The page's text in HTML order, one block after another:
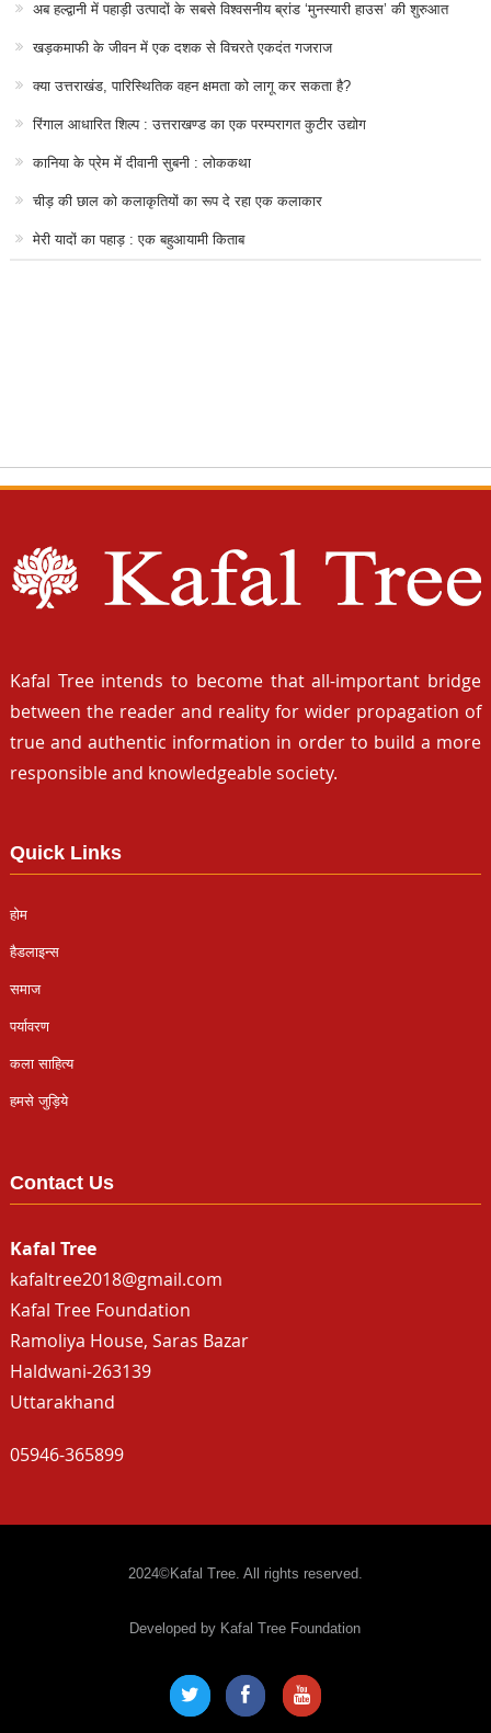
अब हल्द्वानी में पहाड़ी उत्पादों के सबसे विश्वसनीय ब्रांड ‘मुनस्यारी हाउस’ की शुरुआत
खड़कमाफी के जीवन में एक दशक से विचरते एकदंत गजराज
क्या उत्तराखंड, पारिस्थितिक वहन क्षमता को लागू कर सकता है?
रिंगाल आधारित शिल्प : उत्तराखण्ड का एक परम्परागत कुटीर उद्योग
कानिया के प्रेम में दीवानी सुबनी : लोककथा
चीड़ की छाल को कलाकृतियों का रूप दे रहा एक कलाकार
मेरी यादों का पहाड़ : एक बहुआयामी किताब
Kafal Tree intends to become that all-important bridge
between the reader and reality for wider propagation of
true and authentic information in order to build a more
responsible and knowledgeable society.
Quick Links
होम
हैडलाइन्स
समाज
पर्यावरण
कला साहित्य
हमसे जुड़िये
Contact Us
Kafal Tree
kafaltree2018@gmail.com
Kafal Tree Foundation
Ramoliya House, Saras Bazar
Haldwani-263139
Uttarakhand
05946-365899
2024©Kafal Tree. All rights reserved.
Developed by Kafal Tree Foundation